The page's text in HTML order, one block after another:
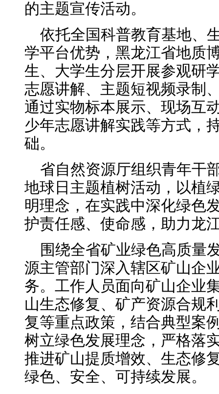
的主题宣传活动。
依托全国科普教育基地、
学平台优势，黑龙江省地质
生、大学生分层开展参观研
志愿讲解、主题短视频录制
通过实物标本展示、现场互
少年志愿讲解实践等方式，
础。
省自然资源厅组织青年干
地球日主题植树活动，以植
明理念，在实践中深化绿色
护责任感、使命感，助力龙
围绕全省矿业绿色高质量
源主管部门深入辖区矿山企
务。工作人员面向矿山企业
山生态修复、矿产资源合规
复等重点政策，结合典型案
树立绿色发展理念，严格落
推进矿山提质增效、生态修
绿色、安全、可持续发展。